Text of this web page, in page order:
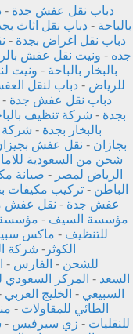
دباب نقل عفش جدة -
بالباحة -دباب نقل اثاث
دباب نقل اغراض بجدة -
جده - ونيت نقل عفش
بالبخار بالباحة - ونيت
للرياض - دباب لنقل
دباب نقل عفش جدة -
بجدة - شركة تنظيف
بالبخار بجدة - شركة
بجازان - نقل عفش
شحن من السعودية
الرياض لمصر - صيانة
الباطن -تركيب مكيفات
عفش جدة - نقل عفش
مؤسسة السيف - مؤسسة
للتنظيف - ماكس
الكوثر- شركة
للشحن - الفارس -
السعد - المركز
السبيعي - الخليج العربي
الطائي للمقاولات -
للنقليات - زي سيرفيس -